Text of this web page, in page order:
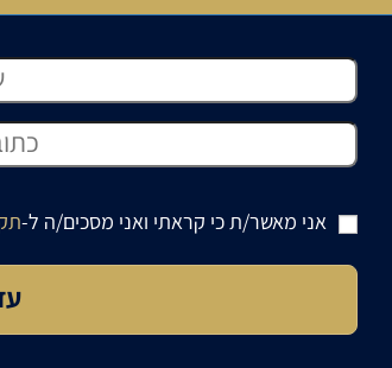
אני מאשר/ת כי קראתי ואני מסכים/ה ל-